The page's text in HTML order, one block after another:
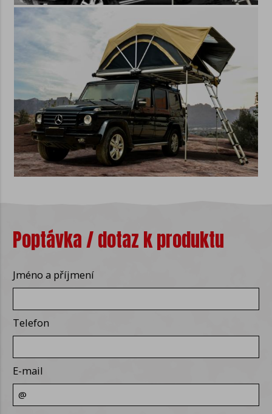
Poptávka / dotaz k produktu
Jméno a příjmení
Telefon
E-mail
Cookies im Browser deaktivieren
Ohne Ihre Zustimmung speichern wir
keine optionalen Cookies in Ihrem
Das Deaktivieren aller Cookies
in Ihrem Browser kann zu
Fehlfunktionen in einigen Teilen der
Website führen. Weitere Informationen
zum Deaktivieren von Cookies finden Sie
in den Hilfedateien Ihres Browsers:
Google Chrome
Microsoft Edge